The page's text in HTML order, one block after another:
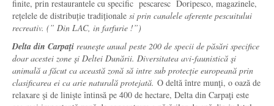
finite, prin restaurantele cu specific pescaresc Doripesco, magazinele,
rețelele de distribuție tradiționale si prin canalele aferente pescuitului
recreativ. (” Din LAC, in farfurie !”)
Delta din Carpaţi reuneşte anual peste 200 de specii de păsări specifice
doar acestei zone şi Deltei Dunării. Diversitatea avi-faunistică şi
animală a făcut ca această zonă să intre sub protecţie europeană prin
clasificarea ei ca arie naturală protejată. O deltă între munţi, o oază de
relaxare şi de linişte întinsă pe 400 de hectare, Delta din Carpaţi este